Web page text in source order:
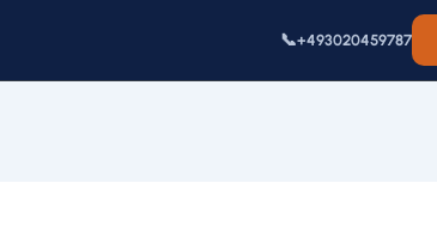
📞+493020459787